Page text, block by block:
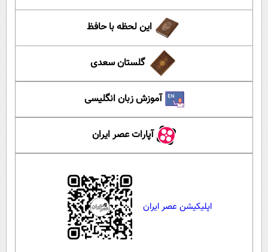
این لحظه با حافظ
گلستان سعدی
آموزش زبان انگلیسی
آپارات عصر ایران
اپلیکیشن عصر ایران